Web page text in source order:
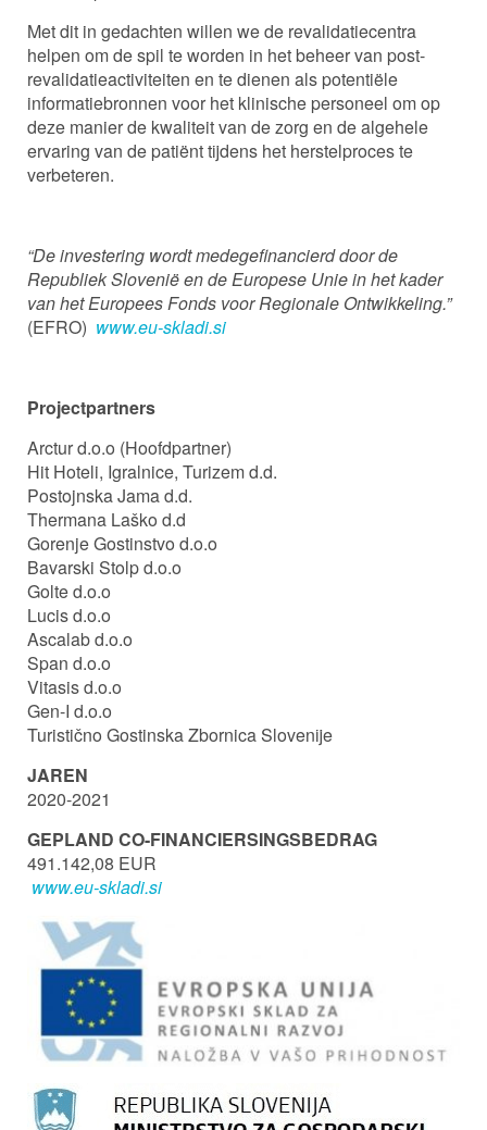
Met dit in gedachten willen we de revalidatiecentra
helpen om de spil te worden in het beheer van post-
revalidatieactiviteiten en te dienen als potentiële
informatiebronnen voor het klinische personeel om op
deze manier de kwaliteit van de zorg en de algehele
ervaring van de patiënt tijdens het herstelproces te
verbeteren.
“De investering wordt medegefinancierd door de
Republiek Slovenië en de Europese Unie in het kader
van het Europees Fonds voor Regionale Ontwikkeling.”
(EFRO) www.eu-skladi.si
Projectpartners
Arctur d.o.o (Hoofdpartner)
Hit Hoteli, Igralnice, Turizem d.d.
Postojnska Jama d.d.
Thermana Laško d.d
Gorenje Gostinstvo d.o.o
Bavarski Stolp d.o.o
Golte d.o.o
Lucis d.o.o
Ascalab d.o.o
Span d.o.o
Vitasis d.o.o
Gen-I d.o.o
Turistično Gostinska Zbornica Slovenije
JAREN
2020-2021
GEPLAND CO-FINANCIERSINGSBEDRAG
491.142,08 EUR
www.eu-skladi.si